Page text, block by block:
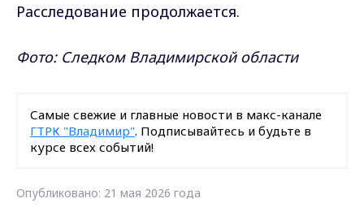
Расследование продолжается.
Фото: Следком Владимирской области
Самые свежие и главные новости в макс-канале
ГТРК "Владимир". Подписывайтесь и будьте в
курсе всех событий!
Опубликовано: 21 мая 2026 года